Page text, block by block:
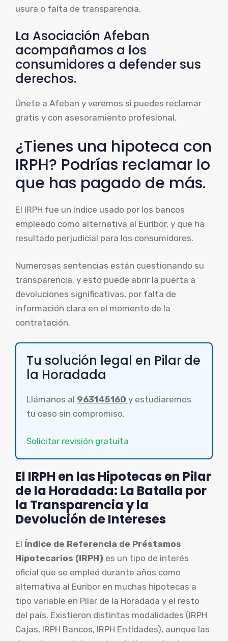
usura o falta de transparencia.
La Asociación Afeban
acompañamos a los
consumidores a defender sus
derechos.
Únete a Afeban y veremos si puedes reclamar
gratis y con asesoramiento profesional.
¿Tienes una hipoteca con
IRPH? Podrías reclamar lo
que has pagado de más.
El IRPH fue un índice usado por los bancos
empleado como alternativa al Euríbor, y que ha
resultado perjudicial para los consumidores.
Numerosas sentencias están cuestionando su
transparencia, y esto puede abrir la puerta a
devoluciones significativas, por falta de
información clara en el momento de la
contratación.
Tu solución legal en Pilar de
la Horadada
Llámanos al 963145160 y estudiaremos
tu caso sin compromiso.
Solicitar revisión gratuita
El IRPH en las Hipotecas en Pilar
de la Horadada: La Batalla por
la Transparencia y la
Devolución de Intereses
El Índice de Referencia de Préstamos
Hipotecarios (IRPH) es un tipo de interés
oficial que se empleó durante años como
alternativa al Euribor en muchas hipotecas a
tipo variable en Pilar de la Horadada y el resto
del país. Existieron distintas modalidades (IRPH
Cajas, IRPH Bancos, IRPH Entidades), aunque las